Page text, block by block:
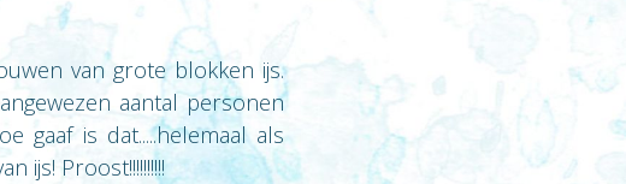
van grote blokken ijs.
aantal personen
gaaf is dat.....helemaal als
ijs! Proost!!!!!!!!!!